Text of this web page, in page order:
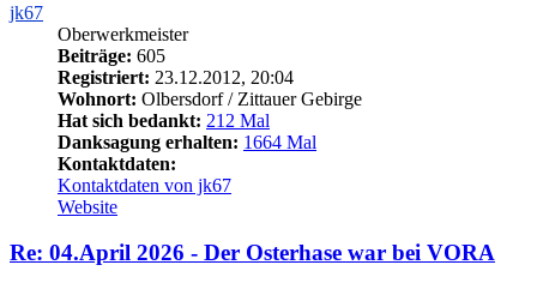
jk67
Oberwerkmeister
Beiträge: 605
Registriert: 23.12.2012, 20:04
Wohnort: Olbersdorf / Zittauer Gebirge
Hat sich bedankt: 212 Mal
Danksagung erhalten: 1664 Mal
Kontaktdaten:
Kontaktdaten von jk67
Website
Re: 04.April 2026 - Der Osterhase war bei VORA